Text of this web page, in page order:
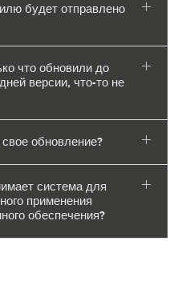
будет отправлено
что обновили до
версии, что-то не
обновление?
система для
применения
обеспечения?